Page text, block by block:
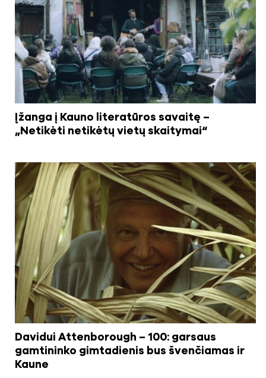
Įžanga į Kauno literatūros savaitę –
„Netikėti netikėtų vietų skaitymai“
Davidui Attenborough – 100: garsaus
gamtininko gimtadienis bus švenčiamas ir
Kaune